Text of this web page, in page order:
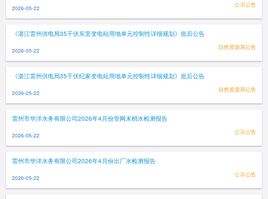
2026-05-22 公示公告
《湛江雷州供电局35千伏东里变电站用地单元控制性详细规划》批后公告
2026-05-22 自然资源局公告
《湛江雷州供电局35千伏纪家变电站用地单元控制性详细规划》批后公告
2026-05-22 自然资源局公告
雷州市华洋水务有限公司2026年4月份管网末梢水检测报告
2026-05-22 公示公告
雷州市华洋水务有限公司2026年4月份出厂水检测报告
2026-05-22 公示公告